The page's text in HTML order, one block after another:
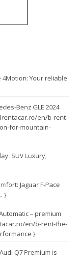
4Motion: Your reliable
Benz GLE 2024
en/b-rent-
for-mountain-
SUV Luxury,
Jaguar F-Pace
}
– premium
en/b-rent-the-
}
Q7 Premium is